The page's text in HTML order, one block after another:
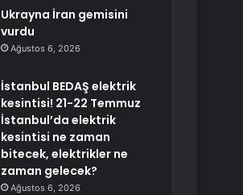
Ukrayna İran gemisini
vurdu
Ağustos 6, 2026
İstanbul BEDAŞ elektrik
kesintisi! 21-22 Temmuz
İstanbul’da elektrik
kesintisi ne zaman
bitecek, elektrikler ne
zaman gelecek?
Ağustos 6, 2026